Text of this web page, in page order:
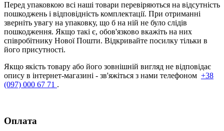
Перед упаковкою всі наші товари перевіряються на відсутність
пошкоджень і відповідність комплектації. При отриманні
зверніть увагу на упаковку, що б на ній не було слідів
пошкодження. Якщо такі є, обов'язково вкажіть на них
співробітнику Нової Пошти. Відкривайте посилку тільки в
його присутності.
Якщо якість товару або його зовнішній вигляд не відповідає
опису в інтернет-магазині - зв'яжіться з нами телефоном +38
(097) 000 67 71 .
Оплата